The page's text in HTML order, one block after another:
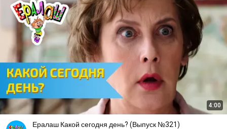
4:00
Ералаш Какой сегодня день? (Выпуск №321)